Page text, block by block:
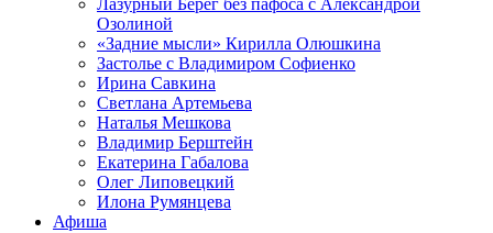
Лазурный Берег без пафоса с Александрой
Озолиной
«Задние мысли» Кирилла Олюшкина
Застолье с Владимиром Софиенко
Ирина Савкина
Светлана Артемьева
Наталья Мешкова
Владимир Берштейн
Екатерина Габалова
Олег Липовецкий
Илона Румянцева
Афиша